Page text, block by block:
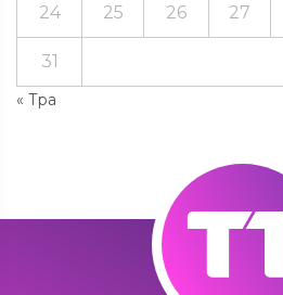
« Тра
24 25 26 27
31